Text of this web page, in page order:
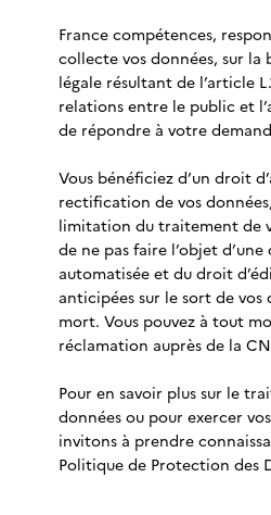
France compétences,
collecte vos données, sur la
légale résultant de l’article
relations entre le public et
de répondre à votre
Vous bénéficiez d’un droit
rectification de vos
limitation du traitement de
de ne pas faire l’objet
automatisée et du droit
anticipées sur le sort de vos
mort. Vous pouvez à tout
réclamation auprès de la
Pour en savoir plus sur le
données ou pour exercer
invitons à prendre
Politique de Protection des